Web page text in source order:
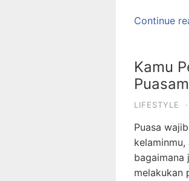
Continue
Kamu
LIFESTYLE ·
Puasa
bagaimana
melakukan